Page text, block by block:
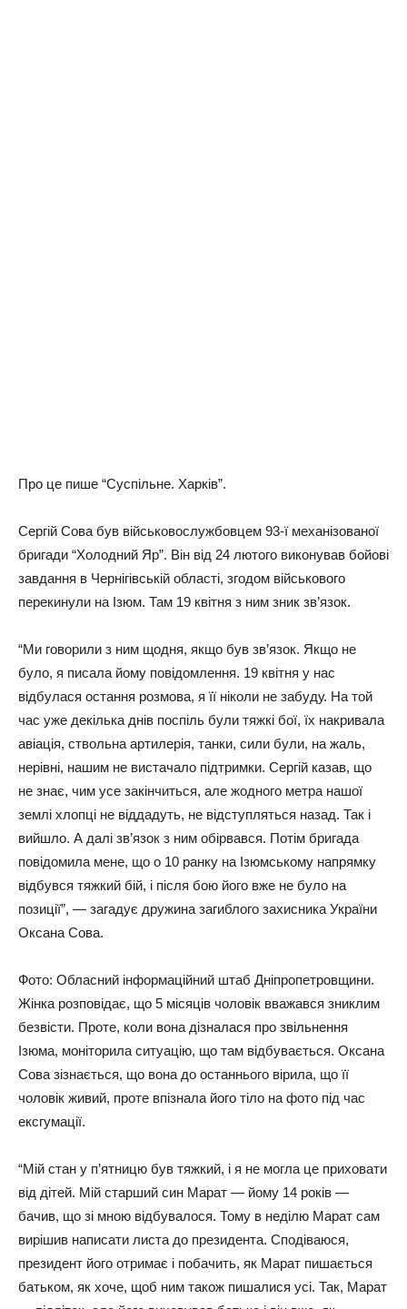
Про це пише “Суспільне. Харків”.
Сергій Сова був військовослужбовцем 93-ї механізованої
бригади “Холодний Яр”. Він від 24 лютого виконував бойові
завдання в Чернігівській області, згодом військового
перекинули на Ізюм. Там 19 квітня з ним зник зв’язок.
“Ми говорили з ним щодня, якщо був зв’язок. Якщо не
було, я писала йому повідомлення. 19 квітня у нас
відбулася остання розмова, я її ніколи не забуду. На той
час уже декілька днів поспіль були тяжкі бої, їх накривала
авіація, ствольна артилерія, танки, сили були, на жаль,
нерівні, нашим не вистачало підтримки. Сергій казав, що
не знає, чим усе закінчиться, але жодного метра нашої
землі хлопці не віддадуть, не відступляться назад. Так і
вийшло. А далі зв’язок з ним обірвався. Потім бригада
повідомила мене, що о 10 ранку на Ізюмському напрямку
відбувся тяжкий бій, і після бою його вже не було на
позиції”, — загадує дружина загиблого захисника України
Оксана Сова.
Фото: Обласний інформаційний штаб Дніпропетровщини.
Жінка розповідає, що 5 місяців чоловік вважався зниклим
безвісти. Проте, коли вона дізналася про звільнення
Ізюма, моніторила ситуацію, що там відбувається. Оксана
Сова зізнається, що вона до останнього вірила, що її
чоловік живий, проте впізнала його тіло на фото під час
ексгумації.
“Мій стан у п’ятницю був тяжкий, і я не могла це приховати
від дітей. Мій старший син Марат — йому 14 років —
бачив, що зі мною відбувалося. Тому в неділю Марат сам
вирішив написати листа до президента. Сподіваюся,
президент його отримає і побачить, як Марат пишається
батьком, як хоче, щоб ним також пишалися усі. Так, Марат